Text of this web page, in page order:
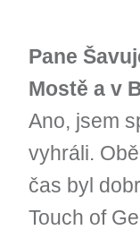
Pane
Mostě a v
Ano, jsem
vyhráli.
čas byl
Touch of